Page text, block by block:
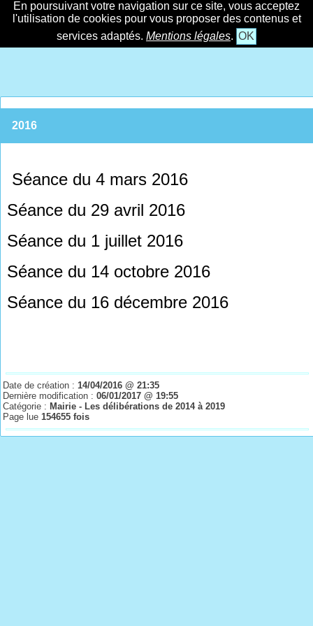
En poursuivant votre navigation sur ce site, vous acceptez
l'utilisation de cookies pour vous proposer des contenus et
services adaptés. Mentions légales. OK
2016
Séance du 4 mars 2016
Séance du 29 avril 2016
Séance du 1 juillet 2016
Séance du 14 octobre 2016
Séance du 16 décembre 2016
Date de création :14/04/2016 @ 21:35
Dernière modification :06/01/2017 @ 19:55
Catégorie : Mairie - Les délibérations de 2014 à 2019
Page lue154655 fois